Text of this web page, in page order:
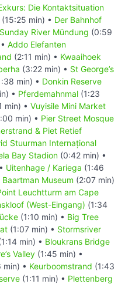
Die Kontaktsituation
(15:25 min) • Der Bahnhof
Sunday River Mündung (0:59
Addo Elefanten
(2:11 min) • Kwaaihoek
(3:22 min) • St George’s
min) • Donkin Reserve
• Pferdemahnmal (1:23
min) • Vuyisile Mini Market
min) • Pier Street Mosque
& Piet Retief
Stuurman Internațional
Bay Stadion (0:42 min) •
Uitenhage / Kariega (1:46
Baartman Museum (2:07 min)
Leuchtturm am Cape
(West-Eingang) (1:34
(1:10 min) • Big Tree
(1:07 min) • Stormsriver
min) • Bloukrans Bridge
Valley (1:45 min) •
min) • Keurboomstrand (1:43
(1:11 min) • Plettenberg